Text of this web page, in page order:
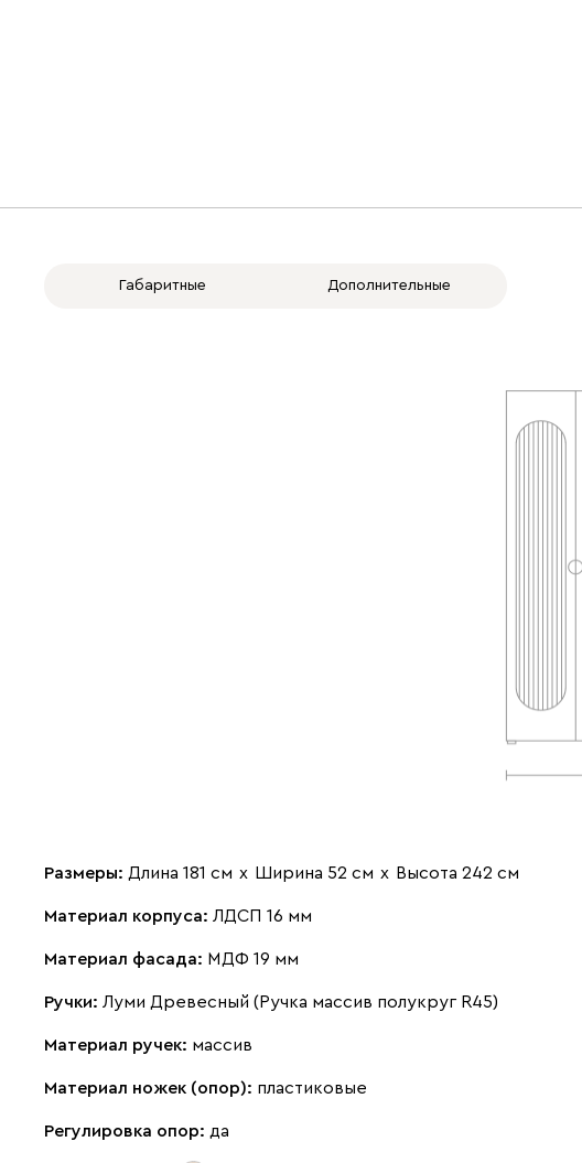
Габаритные Дополнительные
Размеры: Длина 181 см х Ширина 52 см х Высота 242 см
Материал корпуса: ЛДСП 16 мм
Материал фасада: МДФ 19 мм
Ручки: Луми Древесный (Ручка массив полукруг R45)
Материал ручек: массив
Материал ножек (опор): пластиковые
Регулировка опор: да